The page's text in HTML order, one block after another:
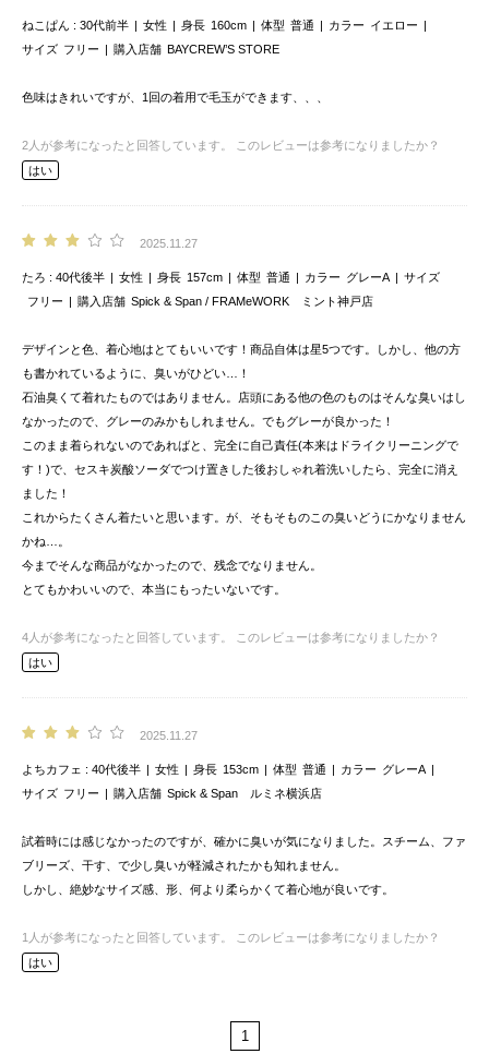
ねこぱん 30代前半 女性 身長 160cm 体型 普通 カラー イエロー
サイズ フリー 購入店舗 BAYCREW’S STORE
色味はきれいですが、1回の着用で毛玉ができます、、、
2 人が参考になったと回答しています。
このレビューは参考になりましたか？
はい
2025.11.27
たろ 40代後半 女性 身長 157cm 体型 普通 カラー グレーA
サイズ
フリー
購入店舗 Spick & Span / FRAMeWORK ミント神戸店
デザインと色、着心地はとてもいいです！商品自体は星5つです。しかし、他の方
も書かれているように、臭いがひどい…！
石油臭くて着れたものではありません。店頭にある他の色のものはそんな臭いはし
なかったので、グレーのみかもしれません。でもグレーが良かった！
このまま着られないのであればと、完全に自己責任(本来はドライクリーニングで
す！)で、セスキ炭酸ソーダでつけ置きした後おしゃれ着洗いしたら、完全に消え
ました！
これからたくさん着たいと思います。が、そもそものこの臭いどうにかなりません
かね…。
今までそんな商品がなかったので、残念でなりません。
とてもかわいいので、本当にもったいないです。
4 人が参考になったと回答しています。
このレビューは参考になりましたか？
はい
2025.11.27
よちカフェ 40代後半 女性 身長 153cm 体型 普通 カラー グレーA
サイズ フリー 購入店舗 Spick & Span ルミネ横浜店
試着時には感じなかったのですが、確かに臭いが気になりました。スチーム、ファ
ブリーズ、干す、で少し臭いが軽減されたかも知れません。
しかし、絶妙なサイズ感、形、何より柔らかくて着心地が良いです。
1 人が参考になったと回答しています。
このレビューは参考になりましたか？
はい
1